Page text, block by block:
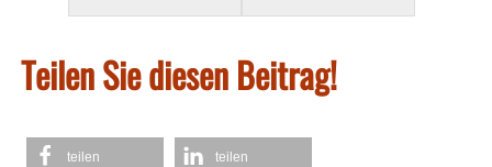
Teilen Sie diesen Beitrag!
teilen teilen